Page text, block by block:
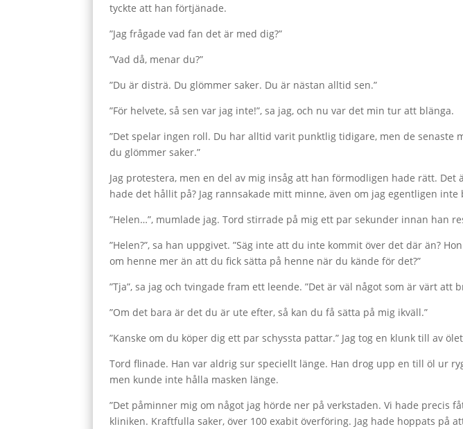
tyckte att han förtjänade.
”Jag frågade vad fan det är med dig?”
”Vad då, menar du?”
”Du är disträ. Du glömmer saker. Du är nästan alltid sen.”
”För helvete, så sen var jag inte!”, sa jag, och nu var det min tur att blänga.
”Det spelar ingen roll. Du har alltid varit punktlig tidigare, men de
du glömmer saker.”
Jag protestera, men en del av mig insåg att han förmodligen hade rätt.
hade det hållit på? Jag rannsakade mitt minne, även om jag egentligen
”Helen…”, mumlade jag. Tord stirrade på mig ett par sekunder innan han
”Helen?”, sa han uppgivet. ”Säg inte att du inte kommit över det där än?
om henne mer än att du fick sätta på henne när du kände för det?”
”Tja”, sa jag och tvingade fram ett leende. ”Det är väl något som är värt att
”Om det bara är det du är ute efter, så kan du få sätta på mig ikväll.”
”Kanske om du köper dig ett par schyssta pattar.” Jag tog en klunk till av
Tord flinade. Han var aldrig sur speciellt länge. Han drog upp en till öl ur
men kunde inte hålla masken länge.
”Det påminner mig om något jag hörde ner på verkstaden. Vi hade
kliniken. Kraftfulla saker, över 100 exabit överföring. Jag hade hoppats på